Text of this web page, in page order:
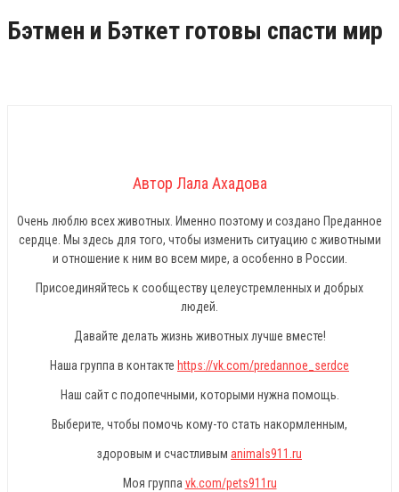
Бэтмен и Бэткет готовы спасти мир
Автор Лала Ахадова
Очень люблю всех животных. Именно поэтому и создано Преданное
сердце. Мы здесь для того, чтобы изменить ситуацию с животными
и отношение к ним во всем мире, а особенно в России.
Присоединяйтесь к сообществу целеустремленных и добрых
людей.
Давайте делать жизнь животных лучше вместе!
Наша группа в контакте https://vk.com/predannoe_serdce
Наш сайт с подопечными, которыми нужна помощь.
Выберите, чтобы помочь кому-то стать накормленным,
здоровым и счастливым animals911.ru
Моя группа vk.com/pets911ru